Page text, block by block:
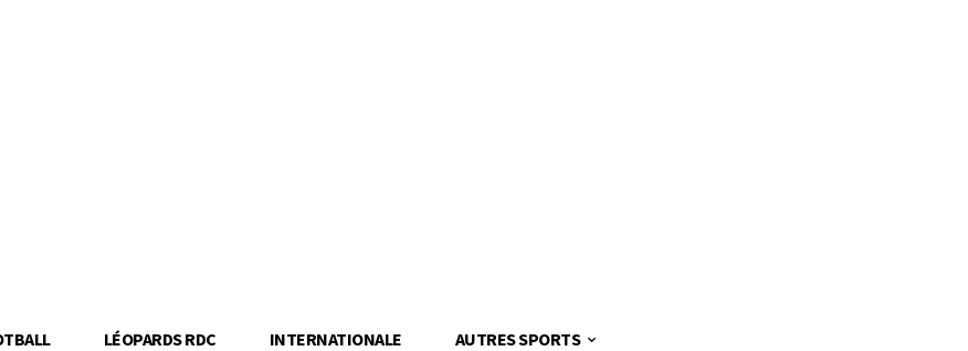
LÉOPARDS RDC INTERNATIONALE AUTRES SPORTS